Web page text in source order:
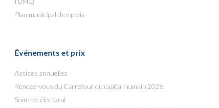
Plan municipal d’emplois
Événements et prix
Assises annuelles
Rendez-vous du Carrefour du capital humain 2026
Sommet électoral